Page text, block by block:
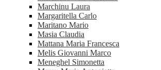
Marchinu Laura
Margaritella Carlo
Maritano Mario
Masia Claudia
Mattana Maria Francesca
Melis Giovanni Marco
Meneghel Simonetta